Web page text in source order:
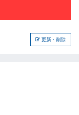
更新・削除